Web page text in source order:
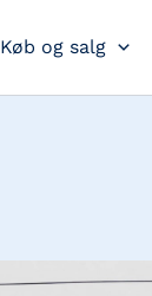
Køb og salg